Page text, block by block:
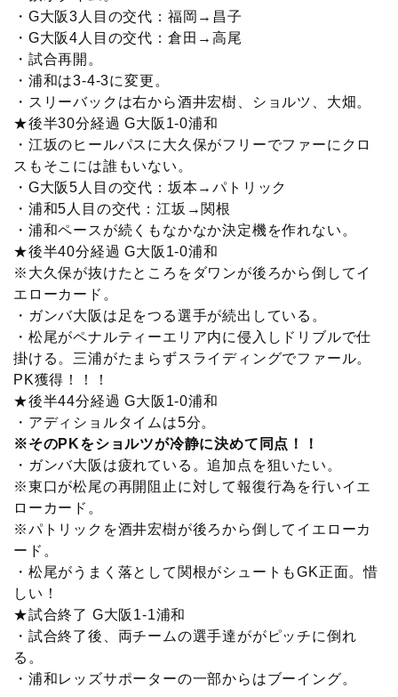
・G大阪3人目の交代：福岡→昌子
・G大阪4人目の交代：倉田→高尾
・試合再開。
・浦和は3-4-3に変更。
・スリーバックは右から酒井宏樹、ショルツ、大畑。
★後半30分経過 G大阪1-0浦和
・江坂のヒールパスに大久保がフリーでファーにクロ
スもそこには誰もいない。
・G大阪5人目の交代：坂本→パトリック
・浦和5人目の交代：江坂→関根
・浦和ペースが続くもなかなか決定機を作れない。
★後半40分経過 G大阪1-0浦和
※大久保が抜けたところをダワンが後ろから倒してイ
エローカード。
・ガンバ大阪は足をつる選手が続出している。
・松尾がペナルティーエリア内に侵入しドリブルで仕
掛ける。三浦がたまらずスライディングでファール。
PK獲得！！！
★後半44分経過 G大阪1-0浦和
・アディショルタイムは5分。
※そのPKをショルツが冷静に決めて同点！！
・ガンバ大阪は疲れている。追加点を狙いたい。
※東口が松尾の再開阻止に対して報復行為を行いイエ
ローカード。
※パトリックを酒井宏樹が後ろから倒してイエローカ
ード。
・松尾がうまく落として関根がシュートもGK正面。惜
しい！
★試合終了 G大阪1-1浦和
・試合終了後、両チームの選手達ががピッチに倒れ
る。
・浦和レッズサポーターの一部からはブーイング。